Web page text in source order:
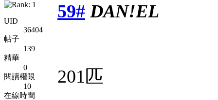
UID
36404
帖子
139
精華
0
閱讀權限
10
在線時間
59# DAN!EL
201匹